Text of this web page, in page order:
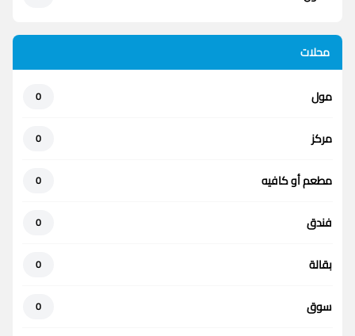
محلات
مول 0
مركز 0
مطعم أو كافيه 0
فندق 0
بقالة 0
سوق 0